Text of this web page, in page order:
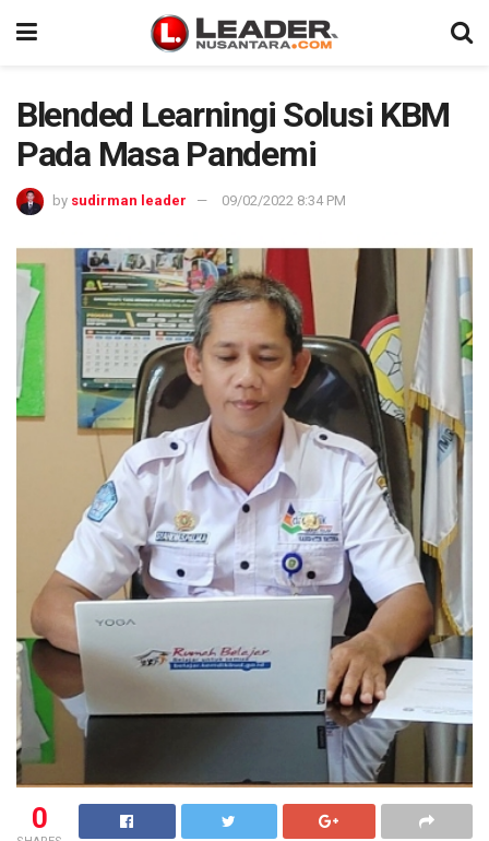
Blended Learningi Solusi KBM
Pada Masa Pandemi
by sudirman leader 09/02/2022 8:34 PM
0